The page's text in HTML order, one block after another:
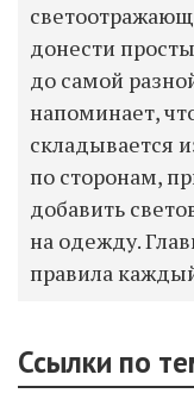
донести
до самой
напоминает,
складывается
по сторонам,
добавить
на одежду.
правила
Ссылки по